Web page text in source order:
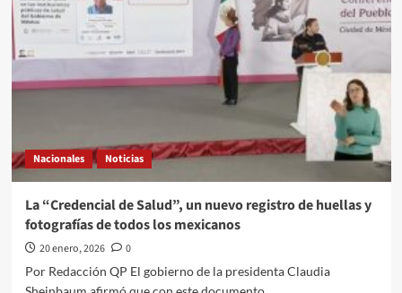
los
saludé”:
Sheinbaum
evade
detallar
los
abordó
en
con
Luisa
María
y
Nacionales Noticias
La “Credencial de Salud”, un nuevo registro de huellas y
fotografías de todos los mexicanos
20 enero, 2026
0
Por Redacción QP El gobierno de la presidenta Claudia